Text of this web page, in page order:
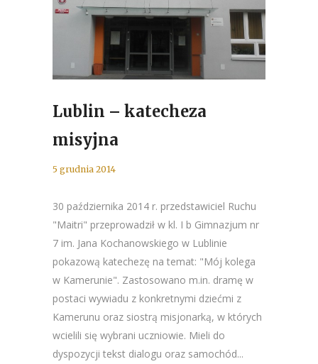
Lublin – katecheza
misyjna
5 grudnia 2014
30 października 2014 r. przedstawiciel Ruchu
"Maitri" przeprowadził w kl. I b Gimnazjum nr
7 im. Jana Kochanowskiego w Lublinie
pokazową katechezę na temat: "Mój kolega
w Kamerunie". Zastosowano m.in. dramę w
postaci wywiadu z konkretnymi dziećmi z
Kamerunu oraz siostrą misjonarką, w których
wcielili się wybrani uczniowie. Mieli do
dyspozycji tekst dialogu oraz samochód...